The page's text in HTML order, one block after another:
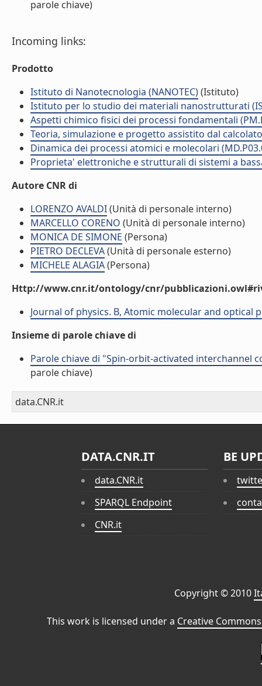
parole chiave)
Incoming links:
Prodotto
Istituto di Nanotecnologia (NANOTEC)(Istituto)
Istituto per lo studio dei materiali nanostrutturati
Aspetti chimico fisici dei processi fondamentali
Teoria, simulazione e progetto assistito dal
Dinamica dei processi atomici e molecolari
Proprieta' elettroniche e strutturali di sistemi a
Autore CNR di
LORENZO AVALDI(Unità di personale interno)
MARCELLO CORENO (Unità di personale interno)
MONICA DE SIMONE (Persona)
PIETRO DECLEVA(Unità di personale esterno)
MICHELE ALAGIA(Persona)
Http://www.cnr.it/ontology/cnr/
Journal of physics. B, Atomic molecular and optical
Insieme di parole chiave di
Parole chiave di "Spin-orbit-activated
parole chiave)
data.CNR.it
DATA.CNR.IT
data.CNR.it
SPARQL Endpoint
CNR.it
BE
Copyright © 2010
This work is licensed under a Creative